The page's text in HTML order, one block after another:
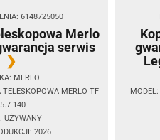
6148725050
Merlo
serwis
MERLO
TELESKOPOWA MERLO TF
140
UŻYWANY
2026